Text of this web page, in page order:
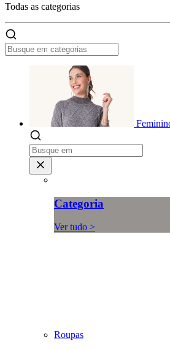
Todas as categorias
Categoria
Ver tudo >
Roupas